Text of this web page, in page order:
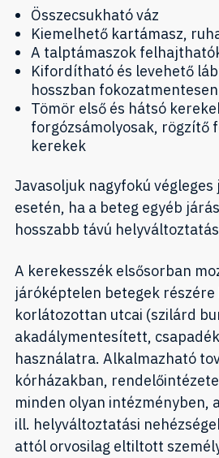
Összecsukható váz
Kiemelhető kartámasz,
A talptámaszok
Kifordítható és levehető
hosszban
Tömör első és hátsó
forgózsámolyosak, rögzítő
kerekek
Javasoljuk nagyfokú
esetén, ha a beteg egyéb
hosszabb távú
A kerekesszék elsősorban
járóképtelen betegek részére
korlátozottan utcai (szilárd
akadálymentesített,
használatra. Alkalmazható
kórházakban,
minden olyan intézményben,
ill. helyváltoztatási
attól orvosilag eltiltott